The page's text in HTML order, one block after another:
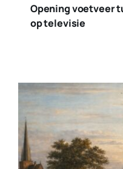
Opening voetveer
op televisie